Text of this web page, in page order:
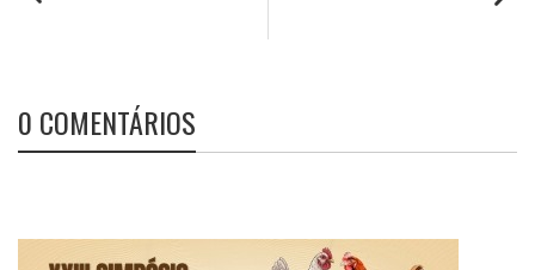
0 COMENTÁRIOS